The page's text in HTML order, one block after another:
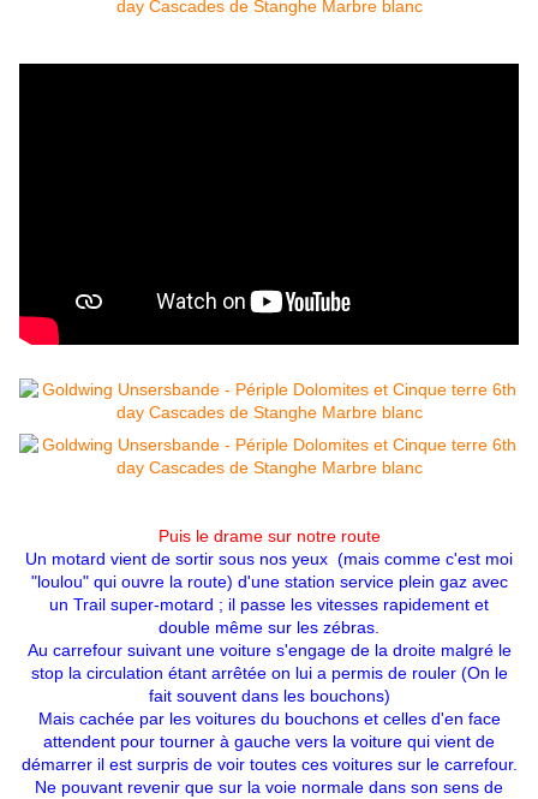
Puis le drame sur notre route
Un motard vient de sortir sous nos yeux (mais comme c'est moi
"loulou" qui ouvre la route) d'une station service plein gaz avec
un Trail super-motard ; il passe les vitesses rapidement et
double même sur les zébras.
Au carrefour suivant une voiture s'engage de la droite malgré le
stop la circulation étant arrêtée on lui a permis de rouler (On le
fait souvent dans les bouchons)
Mais cachée par les voitures du bouchons et celles d'en face
attendent pour tourner à gauche vers la voiture qui vient de
démarrer il est surpris de voir toutes ces voitures sur le carrefour.
Ne pouvant revenir que sur la voie normale dans son sens de